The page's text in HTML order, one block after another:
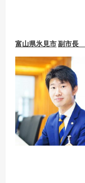
富山県氷見市副市長